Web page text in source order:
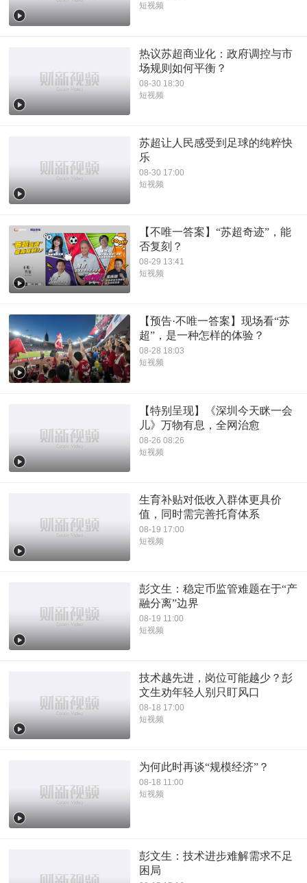
短视频
热议苏超商业化：政府调控与市
场规则如何平衡？
08-30 18:30
短视频
苏超让人民感受到足球的纯粹快
乐
08-30 17:00
短视频
【不唯一答案】“苏超奇迹”，能
否复刻？
08-29 13:41
短视频
【预告·不唯一答案】现场看“苏
超”，是一种怎样的体验？
08-28 18:03
短视频
【特别呈现】《深圳今天眯一会
儿》万物有息，全网治愈
08-26 08:26
短视频
生育补贴对低收入群体更具价
值，同时需完善托育体系
08-19 17:00
短视频
彭文生：稳定币监管难题在于“产
融分离”边界
08-19 11:00
短视频
技术越先进，岗位可能越少？彭
文生劝年轻人别只盯风口
08-18 17:00
短视频
为何此时再谈“规模经济”？
08-18 11:00
短视频
彭文生：技术进步难解需求不足
困局